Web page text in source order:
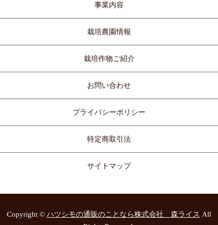
事業内容
栽培農園情報
栽培作物ご紹介
お問い合わせ
プライバシーポリシー
特定商取引法
サイトマップ
Copyright © ハツシモの通販のことなら株式会社 森ライス All